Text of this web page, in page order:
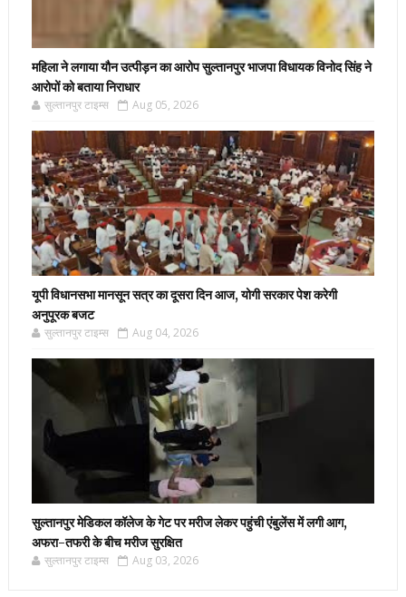
महिला ने लगाया यौन उत्पीड़न का आरोप सुल्तानपुर भाजपा विधायक विनोद सिंह ने
आरोपों को बताया निराधार
सुल्तानपुर टाइम्स Aug 05, 2026
यूपी विधानसभा मानसून सत्र का दूसरा दिन आज, योगी सरकार पेश करेगी
अनुपूरक बजट
सुल्तानपुर टाइम्स Aug 04, 2026
सुल्तानपुर मेडिकल कॉलेज के गेट पर मरीज लेकर पहुंची एंबुलेंस में लगी आग,
अफरा-तफरी के बीच मरीज सुरक्षित
सुल्तानपुर टाइम्स Aug 03, 2026